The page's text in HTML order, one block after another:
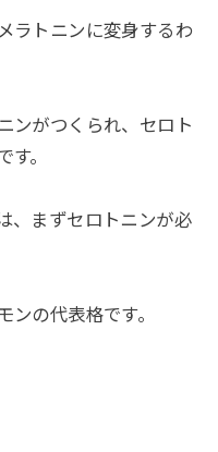
ラトニンに変身するわ
ンがつくられ、セロト
す。
、まずセロトニンが必
ンの代表格です。